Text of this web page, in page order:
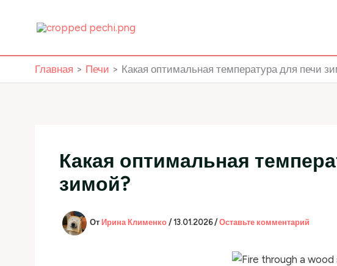
Главная Печи Какая оптимальная температура для печи
Какая оптимальная
зимой?
От Ирина Клименко / 13.01.2026/ Оставьте комментарий